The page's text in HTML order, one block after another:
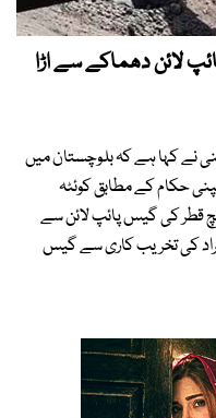
لائن دھماکے سے اڑا
نے کہا ہے کہ بلوچستان میں
حکام کے مطابق کوئٹہ
اختر آباد ویسٹرن بائی پاس پر 18 انچ قطر کی گیس پائپ لائن سے
کی تخریب کاری سے گیس